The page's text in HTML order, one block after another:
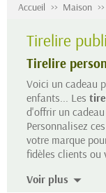
Accueil Maison
Tirelire
Tirelire
Voici un cadeau
enfants... Les
d'offrir un
Personnalisez ces
votre marque
fidèles clients ou
sont unobjet
Voir plus